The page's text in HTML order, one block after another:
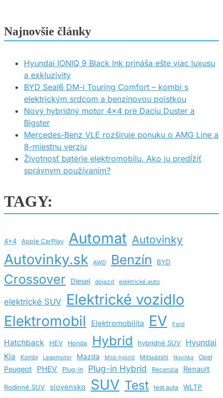
Najnovšie články
Hyundai IONIQ 9 Black Ink prináša ešte viac luxusu
a exkluzivity
BYD Seal6 DM-i Touring Comfort – kombi s
elektrickým srdcom a benzínovou poistkou
Nový hybridný motor 4×4 pre Daciu Duster a
Bigster
Mercedes-Benz VLE rozširuje ponuku o AMG Line a
8-miestnu verziu
Životnosť batérie elektromobilu. Ako ju predĺžiť
správnym používaním?
TAGY:
4x4 Apple CarPlay Automat Autovinky
Autovinky.sk AWD Benzín BYD
Crossover Diesel dojazd elektrické auto
elektrické SUV Elektrické vozidlo
Elektromobil Elektromobilita EV Ford
Hatchback HEV Honda Hybrid hybridné SUV
Hyundai
Kia
Kombi Leapmotor Mazda Mild-hybrid Mitsubishi Novinka Opel
Peugeot PHEV Plug-in Plug-in Hybrid Recenzia Renault
Rodinné SUV slovensko SUV Test test auta
WLTP